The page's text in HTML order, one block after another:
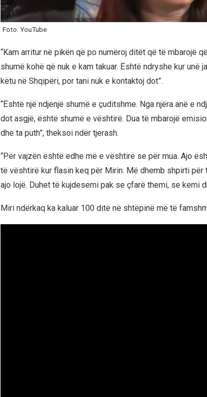
Foto: YouTube
“Kam arritur në pikën që po numëroj ditët që të mbarojë
shumë kohë që nuk e kam takuar. Është ndryshe kur unë
këtu në Shqipëri, por tani nuk e kontaktoj dot”.
“Është një ndjenjë shumë e çuditshme. Nga njëra anë e
dot asgjë, është shumë e vështirë. Dua të mbarojë
dhe ta puth”, theksoi ndër tjerash.
“Për vajzën është edhe më e vështirë se për mua. Ajo
të vështirë kur flasin keq për Mirin. Më dhemb shpirti
ajo lojë. Duhet të kujdesemi pak se çfarë themi, se kemi
Miri ndërkaq ka kaluar 100 ditë në shtëpinë më të